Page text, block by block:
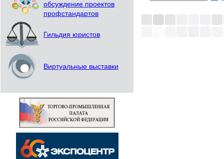
обсуждение проектов
профстандартов
Гильдия юристов
Виртуальные выставки